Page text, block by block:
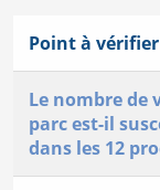
Point à vérifier
Le nombre de
parc est-il
dans les 12